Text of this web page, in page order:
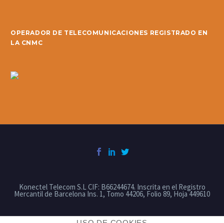
OPERADOR DE TELECOMUNICACIONES REGISTRADO EN
LA CNMC
Konectel Telecom S.L CIF: B66244674. Inscrita en el Registro
Mercantil de Barcelona Ins. 1, Tomo 44206, Folio 89, Hoja 449610